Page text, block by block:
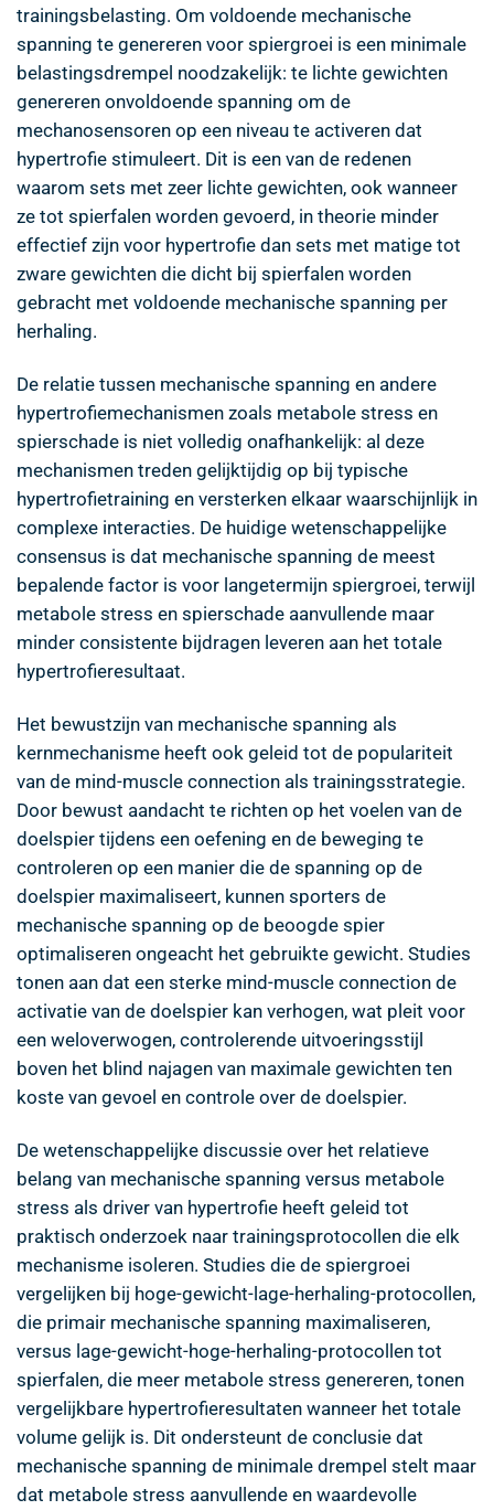
trainingsbelasting. Om voldoende mechanische
spanning te genereren voor spiergroei is een minimale
belastingsdrempel noodzakelijk: te lichte gewichten
genereren onvoldoende spanning om de
mechanosensoren op een niveau te activeren dat
hypertrofie stimuleert. Dit is een van de redenen
waarom sets met zeer lichte gewichten, ook wanneer
ze tot spierfalen worden gevoerd, in theorie minder
effectief zijn voor hypertrofie dan sets met matige tot
zware gewichten die dicht bij spierfalen worden
gebracht met voldoende mechanische spanning per
herhaling.
De relatie tussen mechanische spanning en andere
hypertrofiemechanismen zoals metabole stress en
spierschade is niet volledig onafhankelijk: al deze
mechanismen treden gelijktijdig op bij typische
hypertrofietraining en versterken elkaar waarschijnlijk in
complexe interacties. De huidige wetenschappelijke
consensus is dat mechanische spanning de meest
bepalende factor is voor langetermijn spiergroei, terwijl
metabole stress en spierschade aanvullende maar
minder consistente bijdragen leveren aan het totale
hypertrofieresultaat.
Het bewustzijn van mechanische spanning als
kernmechanisme heeft ook geleid tot de populariteit
van de mind-muscle connection als trainingsstrategie.
Door bewust aandacht te richten op het voelen van de
doelspier tijdens een oefening en de beweging te
controleren op een manier die de spanning op de
doelspier maximaliseert, kunnen sporters de
mechanische spanning op de beoogde spier
optimaliseren ongeacht het gebruikte gewicht. Studies
tonen aan dat een sterke mind-muscle connection de
activatie van de doelspier kan verhogen, wat pleit voor
een weloverwogen, controlerende uitvoeringsstijl
boven het blind najagen van maximale gewichten ten
koste van gevoel en controle over de doelspier.
De wetenschappelijke discussie over het relatieve
belang van mechanische spanning versus metabole
stress als driver van hypertrofie heeft geleid tot
praktisch onderzoek naar trainingsprotocollen die elk
mechanisme isoleren. Studies die de spiergroei
vergelijken bij hoge-gewicht-lage-herhaling-protocollen,
die primair mechanische spanning maximaliseren,
versus lage-gewicht-hoge-herhaling-protocollen tot
spierfalen, die meer metabole stress genereren, tonen
vergelijkbare hypertrofieresultaten wanneer het totale
volume gelijk is. Dit ondersteunt de conclusie dat
mechanische spanning de minimale drempel stelt maar
dat metabole stress aanvullende en waardevolle